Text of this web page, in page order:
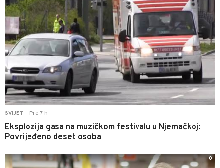
SVIJET Pre 7 h
Eksplozija gasa na muzičkom festivalu u Njemačkoj:
Povrijeđeno deset osoba
0